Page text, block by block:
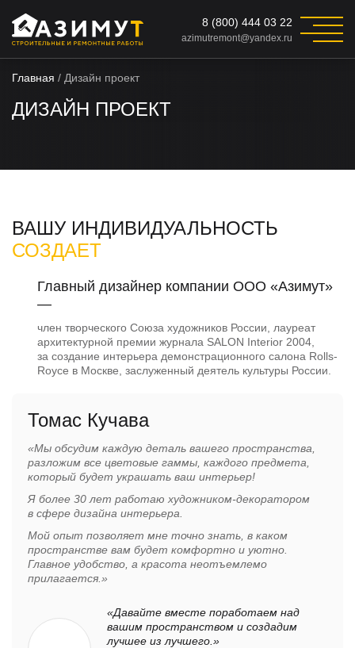
8 (800) 444 03 22
azimutremont@yandex.ru
Главная / Дизайн проект
ДИЗАЙН ПРОЕКТ
ВАШУ ИНДИВИДУАЛЬНОСТЬ
СОЗДАЕТ
Главный дизайнер компании ООО «Азимут»
—
член творческого Союза художников России, лауреат
архитектурной премии журнала SALON Interior 2004,
за создание интерьера демонстрационного салона Rolls-
Royce в Москве, заслуженный деятель культуры России.
Томас Кучава
«Мы обсудим каждую деталь вашего пространства,
разложим все цветовые гаммы, каждого предмета,
который будет украшать ваш интерьер!
Я более 30 лет работаю художником-декоратором
в сфере дизайна интерьера.
Мой опыт позволяет мне точно знать, в каком
пространстве вам будет комфортно и уютно.
Главное удобство, а красота неотъемлемо
прилагается.»
«Давайте вместе поработаем над
вашим пространством и создадим
лучшее из лучшего.»